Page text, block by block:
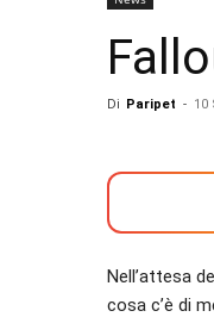
Di Paripet - 10
Nell’attesa
cosa c’è di